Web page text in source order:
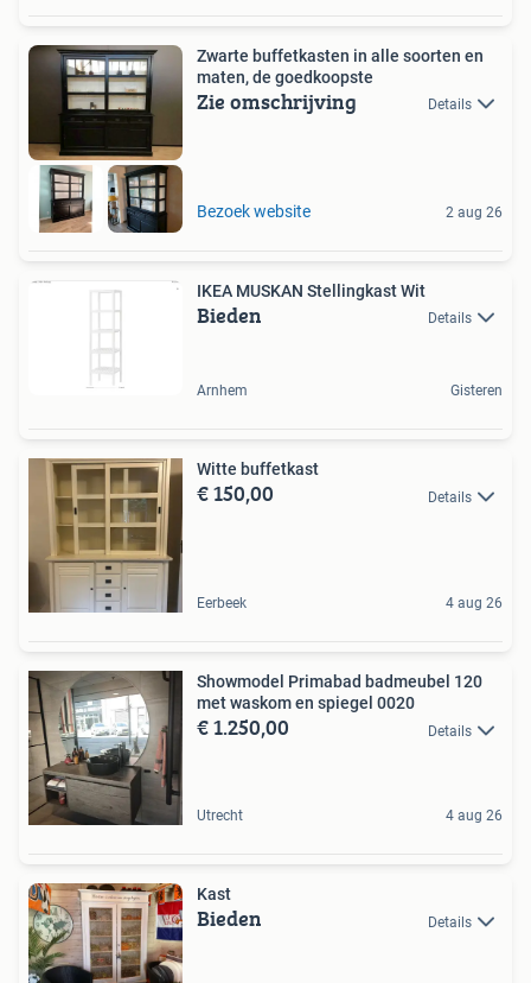
Zwarte buffetkasten in alle soorten en
maten, de goedkoopste
Zie omschrijving Details
Bezoek website 2 aug 26
IKEA MUSKAN Stellingkast Wit
Bieden Details
Arnhem Gisteren
Witte buffetkast
€ 150,00 Details
Eerbeek 4 aug 26
Showmodel Primabad badmeubel 120
met waskom en spiegel 0020
€ 1.250,00 Details
Utrecht 4 aug 26
Kast
Bieden Details